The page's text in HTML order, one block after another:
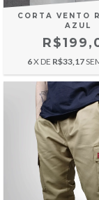
CORTA VENTO
AZUL
6X DE R$33,17